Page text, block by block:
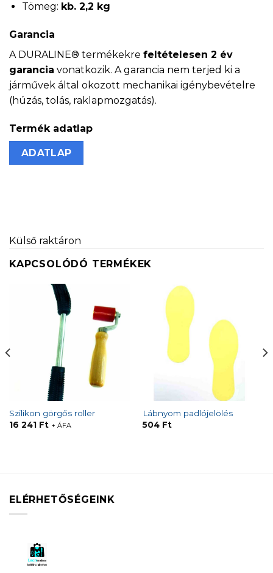
Tömeg: kb. 2,2 kg
Garancia
A DURALINE® termékekre feltételesen 2 év
garancia vonatkozik. A garancia nem terjed ki a
járművek által okozott mechanikai igénybevételre
(húzás, tolás, raklapmozgatás).
Termék adatlap
ADATLAP
Külső raktáron
KAPCSOLÓDÓ TERMÉKEK
Szilikon görgős roller
16 241 Ft + ÁFA
Lábnyom padlójelölés
504 Ft
ELÉRHETŐSÉGEINK